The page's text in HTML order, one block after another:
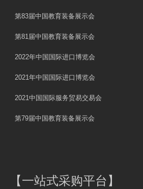
第83届中国教育装备展示会
第81届中国教育装备展示会
2022年中国国际进口博览会
2021年中国国际进口博览会
2021中国国际服务贸易交易会
第79届中国教育装备展示会
【一站式采购平台】